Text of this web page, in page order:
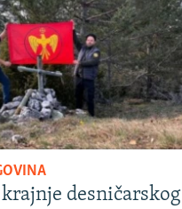
desničarskog